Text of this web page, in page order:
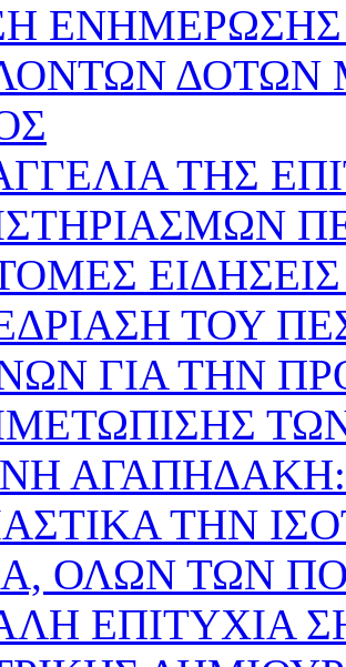
ΕΝΗΜΕΡΩΣΗΣ
ΔΟΤΩΝ
ΤΗΣ
ΕΙΔΗΣΕΙΣ
ΤΟΥ
ΓΙΑ ΤΗΝ
ΑΓΑΠΗΔΑΚΗ:
ΤΗΝ
ΟΛΩΝ ΤΩΝ
ΕΠΙΤΥΧΙΑ